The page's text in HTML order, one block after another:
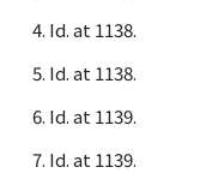
Id. at 1138.
Id. at 1138.
Id. at 1139.
Id. at 1139.